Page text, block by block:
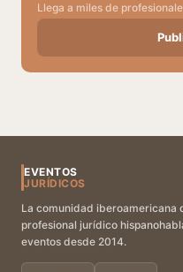
Llega a miles de
EVENTOS
JURÍDICOS
La comunidad iberoamericana
profesional jurídico
eventos desde 2014.